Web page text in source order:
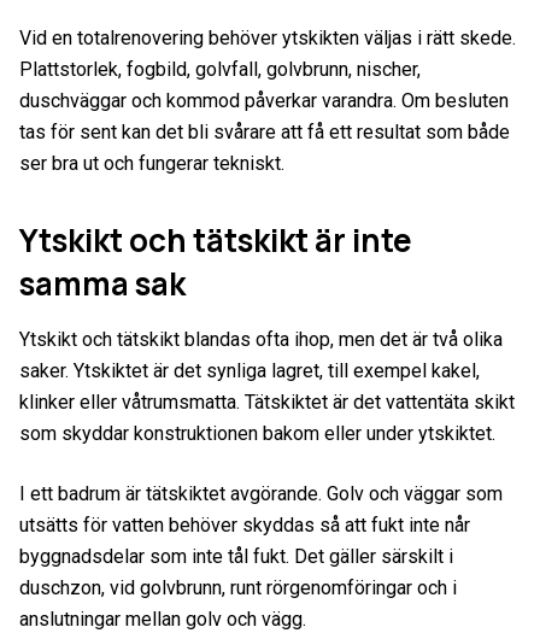
Vid en totalrenovering behöver ytskikten väljas i rätt skede.
Plattstorlek, fogbild, golvfall, golvbrunn, nischer,
duschväggar och kommod påverkar varandra. Om besluten
tas för sent kan det bli svårare att få ett resultat som både
ser bra ut och fungerar tekniskt.
Ytskikt och tätskikt är inte
samma sak
Ytskikt och tätskikt blandas ofta ihop, men det är två olika
saker. Ytskiktet är det synliga lagret, till exempel kakel,
klinker eller våtrumsmatta. Tätskiktet är det vattentäta skikt
som skyddar konstruktionen bakom eller under ytskiktet.
I ett badrum är tätskiktet avgörande. Golv och väggar som
utsätts för vatten behöver skyddas så att fukt inte når
byggnadsdelar som inte tål fukt. Det gäller särskilt i
duschzon, vid golvbrunn, runt rörgenomföringar och i
anslutningar mellan golv och vägg.